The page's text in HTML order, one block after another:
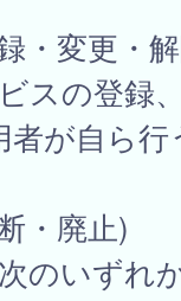
・変更・
スの登録
が自ら行
・廃止)
いずれか